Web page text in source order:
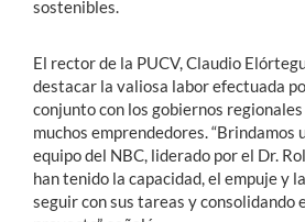
sostenibles.
El rector de la PUCV, Claudio
destacar la valiosa labor efectuada
conjunto con los gobiernos
muchos emprendedores. “Brindamos
equipo del NBC, liderado por el Dr.
han tenido la capacidad, el empuje y
seguir con sus tareas y consolidando